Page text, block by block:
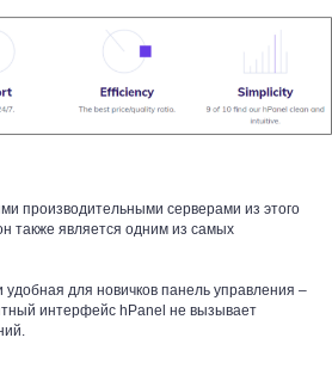
производительными серверами из этого
также является одним из самых
для новичков панель управления –
интерфейс hPanel не вызывает